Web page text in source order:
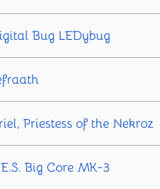
Bug LEDybug
Priestess of the Nekroz
Big Core MK-3